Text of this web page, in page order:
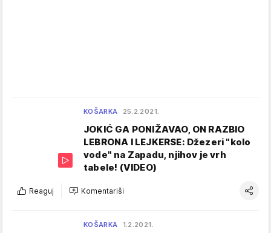
KOŠARKA 25.2.2021.
JOKIĆ GA PONIŽAVAO, ON RAZBIO
LEBRONA I LEJKERSE: Džezeri "kolo
vode" na Zapadu, njihov je vrh
tabele! (VIDEO)
Reaguj Komentariši
KOŠARKA 1.2.2021.